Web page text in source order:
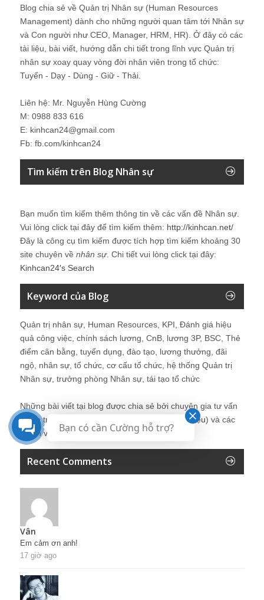
Blog chia sẻ về Quản trị Nhân sự (Human Resources
Management) dành cho những người quan tâm tới Nhân sự
và Con người như CEO, Manager, HRM, HR). Ở đây có các
tài liệu, bài viết, hướng dẫn chi tiết trong lĩnh vực Quản trị
nhân sự xoay quay vòng đời nhân viên trong tổ chức:
Tuyển - Dạy - Dùng - Giữ - Thải.
Liên hệ: Mr. Nguyễn Hùng Cường
M: 0988 833 616
E: kinhcan24@gmail.com
Fb: fb.com/kinhcan24
Tìm kiếm trên Blog Nhân sự
Bạn muốn tìm kiếm thêm thông tin về các vấn đề Nhân sự
Vui lòng click tại đây để tìm kiếm thêm: http://kinhcan.net/
Đây là công cụ tìm kiếm được tích hợp tìm kiếm khoảng 30
site chuyên về nhân sự. Chi tiết vui lòng click tại đây:
Kinhcan24′s Search
Keyword của Blog
Quản trị nhân sự, Human Resources, KPI, Đánh giá hiệu
quả công việc, chính sách lương, CnB, lương 3P, BSC, Thẻ
điểm cân bằng, tuyển dụng, đào tạo, lương thưởng, đãi
ngộ, nhân sự, tổ chức, cơ cấu tổ chức, hệ thống Quản trị
Nhân sự, trưởng phòng Nhân sự, tái tạo tổ chức
Những bài viết tại blog được chia sẻ bởi chuyên gia tư vấn
Quản trị Nhân sự Nguyễn Hùng Cường (
giới thiệu) và các
thành viên khác trong cộng đồng Nhân sự.
Recent Comments
Vân
Em cảm ơn anh!
17 giờ ago
Bạn có cần Cường hỗ trợ?